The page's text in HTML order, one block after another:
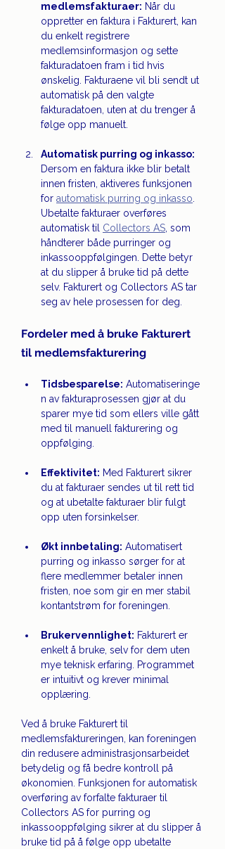
medlemsfakturaer: Når du
oppretter en faktura i Fakturert, kan
du enkelt registrere
medlemsinformasjon og sette
fakturadatoen fram i tid hvis
ønskelig. Fakturaene vil bli sendt ut
automatisk på den valgte
fakturadatoen, uten at du trenger å
følge opp manuelt.
Automatisk purring og inkasso:
Dersom en faktura ikke blir betalt
innen fristen, aktiveres funksjonen
for automatisk purring og inkasso.
Ubetalte fakturaer overføres
automatisk til Collectors AS, som
håndterer både purringer og
inkassooppfølgingen. Dette betyr
at du slipper å bruke tid på dette
selv. Fakturert og Collectors AS tar
seg av hele prosessen for deg.
Fordeler med å bruke Fakturert
til medlemsfakturering
Tidsbesparelse: Automatiseringe
n av fakturaprosessen gjør at du
sparer mye tid som ellers ville gått
med til manuell fakturering og
oppfølging.
Effektivitet: Med Fakturert sikrer
du at fakturaer sendes ut til rett tid
og at ubetalte fakturaer blir fulgt
opp uten forsinkelser.
Økt innbetaling: Automatisert
purring og inkasso sørger for at
flere medlemmer betaler innen
fristen, noe som gir en mer stabil
kontantstrøm for foreningen.
Brukervennlighet: Fakturert er
enkelt å bruke, selv for dem uten
mye teknisk erfaring. Programmet
er intuitivt og krever minimal
opplæring.
Ved å bruke Fakturert til
medlemsfaktureringen, kan foreningen
din redusere administrasjonsarbeidet
betydelig og få bedre kontroll på
økonomien. Funksjonen for automatisk
overføring av forfalte fakturaer til
Collectors AS for purring og
inkassooppfølging sikrer at du slipper å
bruke tid på å følge opp ubetalte